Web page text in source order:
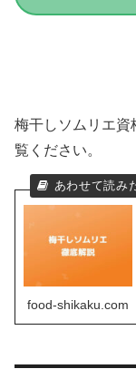
梅干しソムリエ資
覧ください。
food-shikaku.com